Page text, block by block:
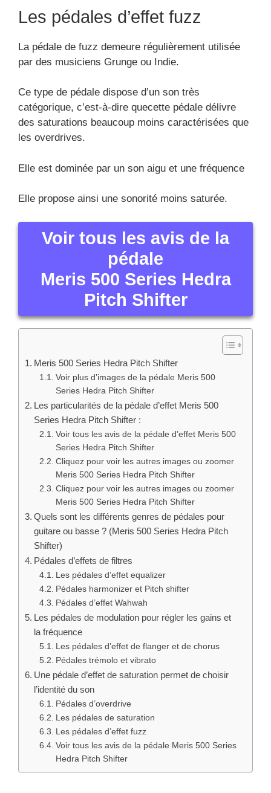
Les pédales d’effet fuzz
La pédale de fuzz demeure régulièrement utilisée
par des musiciens Grunge ou Indie.
Ce type de pédale dispose d’un son très
catégorique, c’est-à-dire quecette pédale délivre
des saturations beaucoup moins caractérisées que
les overdrives.
Elle est dominée par un son aigu et une fréquence
Elle propose ainsi une sonorité moins saturée.
Voir tous les avis de la
pédale
Meris 500 Series Hedra
Pitch Shifter
Meris 500 Series Hedra Pitch Shifter
Voir plus d’images de la pédale Meris 500
Series Hedra Pitch Shifter
Les particularités de la pédale d’effet Meris 500
Series Hedra Pitch Shifter :
Voir tous les avis de la pédale d’effet Meris 500
Series Hedra Pitch Shifter
Cliquez pour voir les autres images ou zoomer
Meris 500 Series Hedra Pitch Shifter
Cliquez pour voir les autres images ou zoomer
Meris 500 Series Hedra Pitch Shifter
Quels sont les différents genres de pédales pour
guitare ou basse ? (Meris 500 Series Hedra Pitch
Shifter)
Pédales d’effets de filtres
Les pédales d’effet equalizer
Pédales harmonizer et Pitch shifter
Pédales d’effet Wahwah
Les pédales de modulation pour régler les gains et
la fréquence
Les pédales d’effet de flanger et de chorus
Pédales trémolo et vibrato
Une pédale d’effet de saturation permet de choisir
l’identité du son
Pédales d’overdrive
Les pédales de saturation
Les pédales d’effet fuzz
Voir tous les avis de la pédale Meris 500 Series
Hedra Pitch Shifter